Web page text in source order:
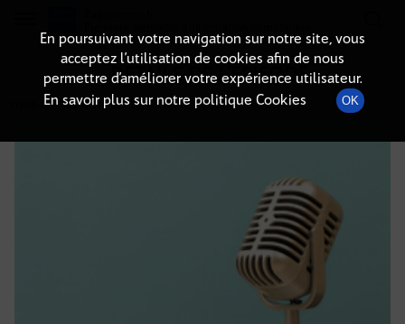
DÉTAILS DE L'ÉPISODE
21 juin 2021 à 10h00, durée : Invalid date
En poursuivant votre navigation sur notre site, vous
acceptez l’utilisation de cookies afin de nous
permettre d’améliorer votre expérience utilisateur.
En savoir plus sur notre politique Cookies
OK